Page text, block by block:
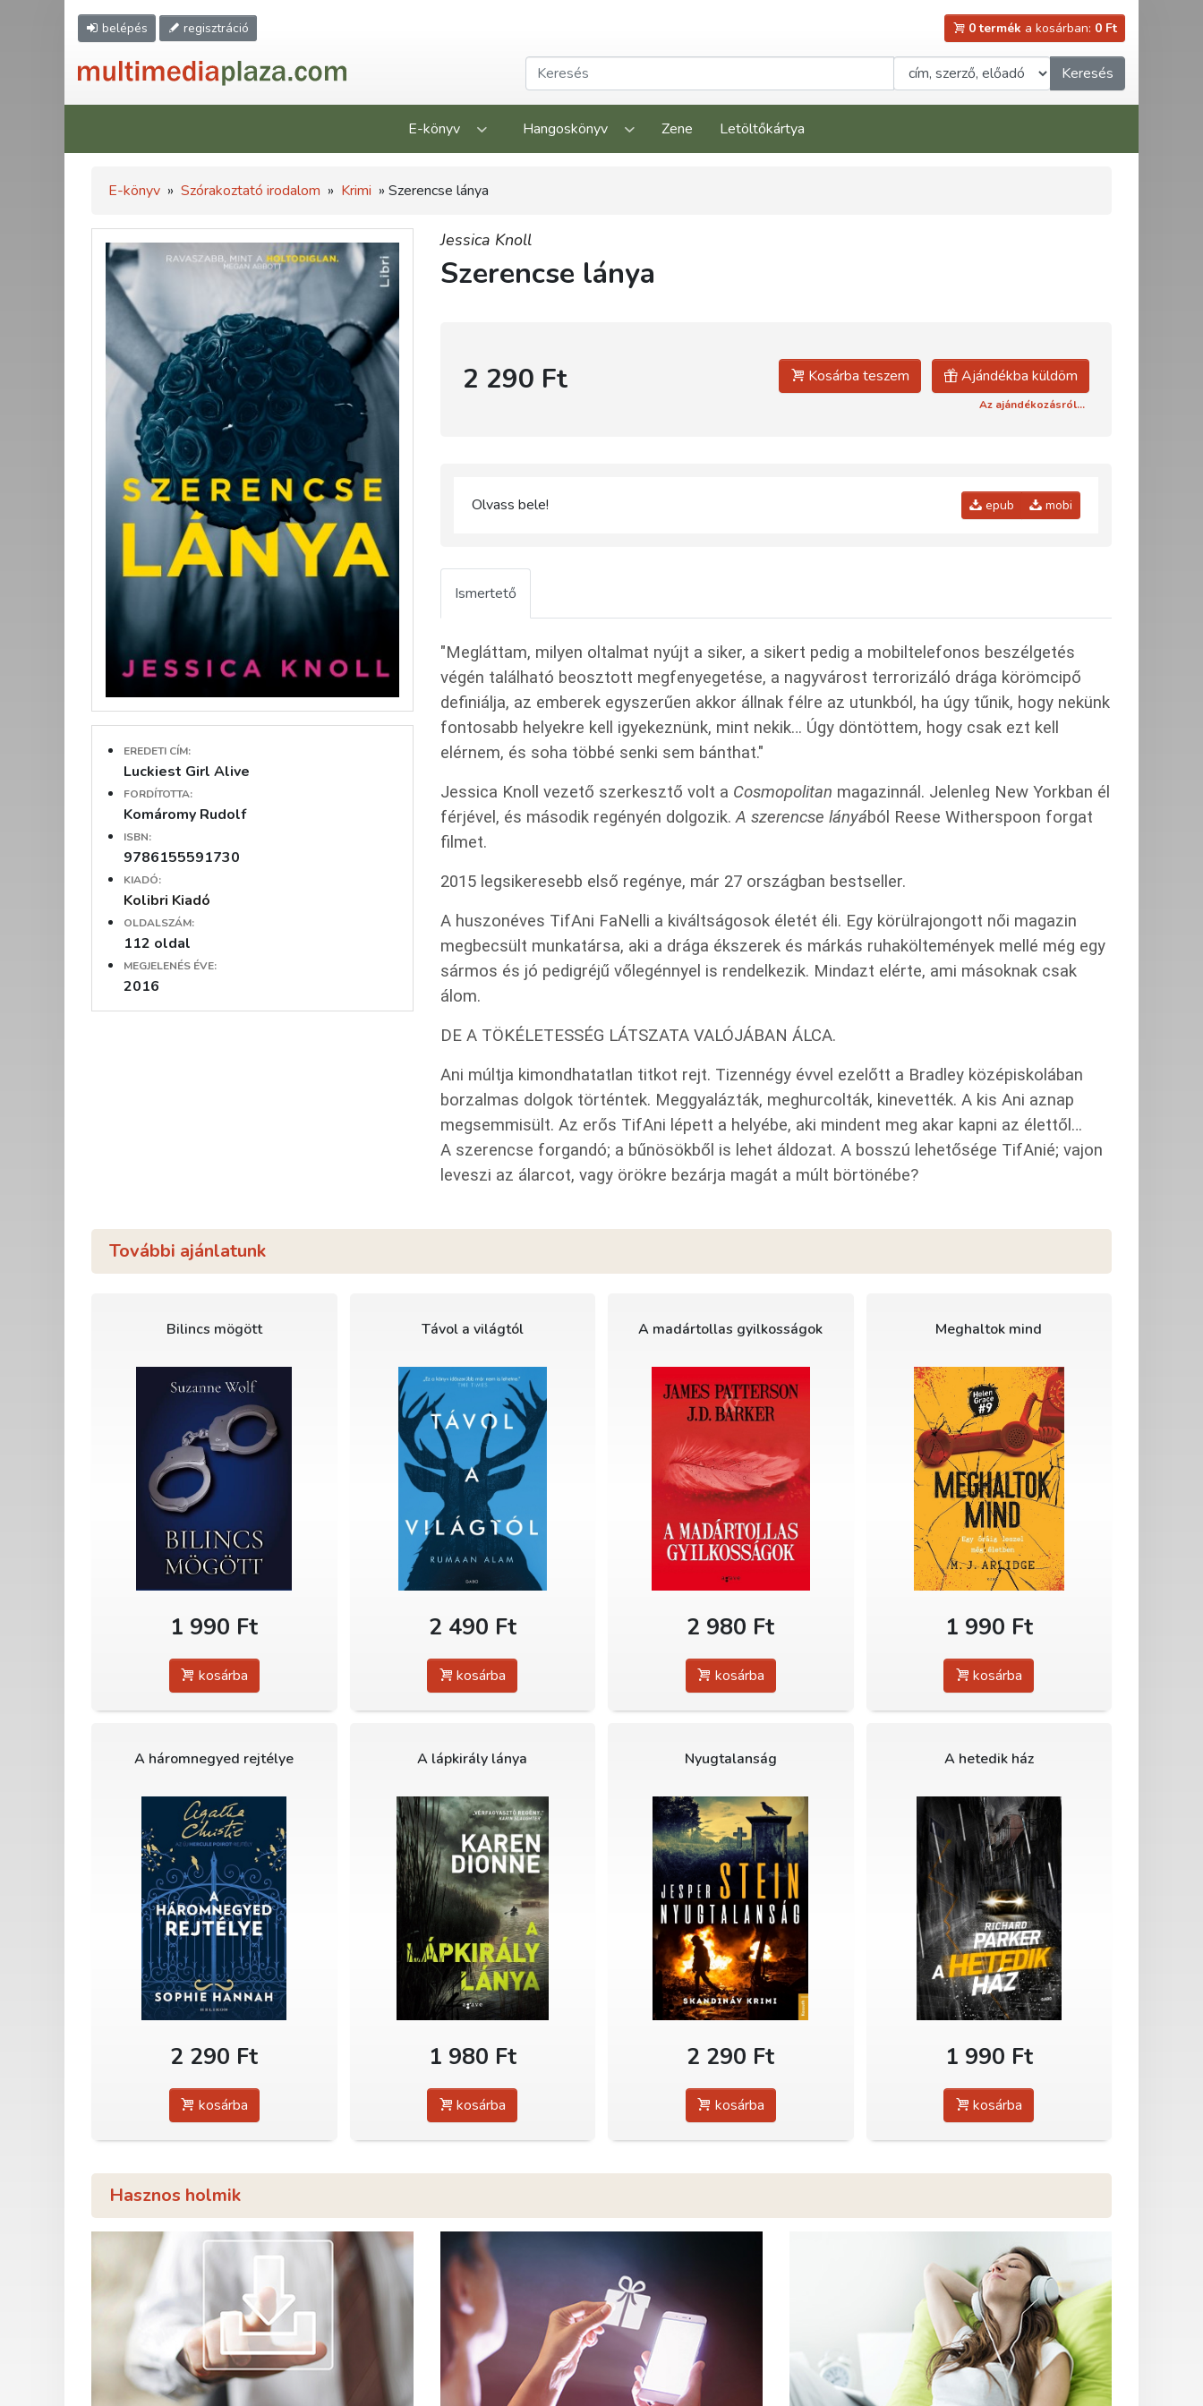
belépés regisztráció 0 termék a kosárban: 0 Ft
Keresés
E-könyv Hangoskönyv Zene Letöltőkártya
E-könyv » Szórakoztató irodalom » Krimi » Szerencse lánya
EREDETI CÍM:
Luckiest Girl Alive
FORDÍTOTTA:
Komáromy Rudolf
ISBN:
9786155591730
KIADÓ:
Kolibri Kiadó
OLDALSZÁM:
112 oldal
MEGJELENÉS ÉVE:
2016
Jessica Knoll
Szerencse lánya
2 290 Ft Kosárba teszem Ajándékba küldöm
Az ajándékozásról...
Olvass bele! epub mobi
Ismertető
"Megláttam, milyen oltalmat nyújt a siker, a sikert pedig a mobiltelefonos beszélgetés
végén található beosztott megfenyegetése, a nagyvárost terrorizáló drága körömcipő
definiálja, az emberek egyszerűen akkor állnak félre az utunkból, ha úgy tűnik, hogy nekünk
fontosabb helyekre kell igyekeznünk, mint nekik… Úgy döntöttem, hogy csak ezt kell
elérnem, és soha többé senki sem bánthat."
Jessica Knoll vezető szerkesztő volt a Cosmopolitan magazinnál. Jelenleg New Yorkban él
férjével, és második regényén dolgozik.A szerencse lányából Reese Witherspoon forgat
filmet.
2015 legsikeresebb első regénye, már 27 országban bestseller.
A huszonéves TifAni FaNelli a kiváltságosok életét éli. Egy körülrajongott női magazin
megbecsült munkatársa, aki a drága ékszerek és márkás ruhaköltemények mellé még egy
sármos és jó pedigréjű vőlegénnyel is rendelkezik. Mindazt elérte, ami másoknak csak
álom.
DE A TÖKÉLETESSÉG LÁTSZATA VALÓJÁBAN ÁLCA.
Ani múltja kimondhatatlan titkot rejt. Tizennégy évvel ezelőtt a Bradley középiskolában
borzalmas dolgok történtek. Meggyalázták, meghurcolták, kinevették. A kis Ani aznap
megsemmisült. Az erős TifAni lépett a helyébe, aki mindent meg akar kapni az élettől…
A szerencse forgandó; a bűnösökből is lehet áldozat. A bosszú lehetősége TifAnié; vajon
leveszi az álarcot, vagy örökre bezárja magát a múlt börtönébe?
További ajánlatunk
Bilincs mögött
1 990 Ft
kosárba
Távol a világtól
2 490 Ft
kosárba
A madártollas gyilkosságok
2 980 Ft
kosárba
Meghaltok mind
1 990 Ft
kosárba
A háromnegyed rejtélye
2 290 Ft
kosárba
A lápkirály lánya
1 980 Ft
kosárba
Nyugtalanság
2 290 Ft
kosárba
A hetedik ház
1 990 Ft
kosárba
Hasznos holmik